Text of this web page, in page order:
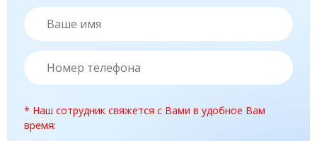
* Наш сотрудник свяжется с Вами в удобное Вам
время: